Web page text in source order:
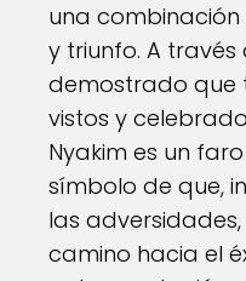
una
y triunfo. A
demostrado que
vistos y
Nyakim es un
símbolo de que,
las
camino hacia el